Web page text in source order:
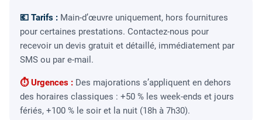
💶 Tarifs : Main-d’œuvre uniquement, hors fournitures
pour certaines prestations. Contactez-nous pour
recevoir un devis gratuit et détaillé, immédiatement par
SMS ou par e-mail.
⏱ Urgences : Des majorations s’appliquent en dehors
des horaires classiques : +50 % les week-ends et jours
fériés, +100 % le soir et la nuit (18h à 7h30).